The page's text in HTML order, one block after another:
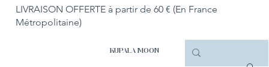
LIVRAISON OFFERTE à partir de 60 € (En France
Métropolitaine)
KUPALA MOON